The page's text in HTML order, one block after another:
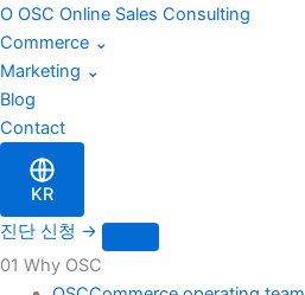
Skip
to
content
O OSC Online Sales Consulting
Commerce ⌄
Marketing ⌄
Blog
Contact
KR
진단 신청 →
01 Why OSC
이
메